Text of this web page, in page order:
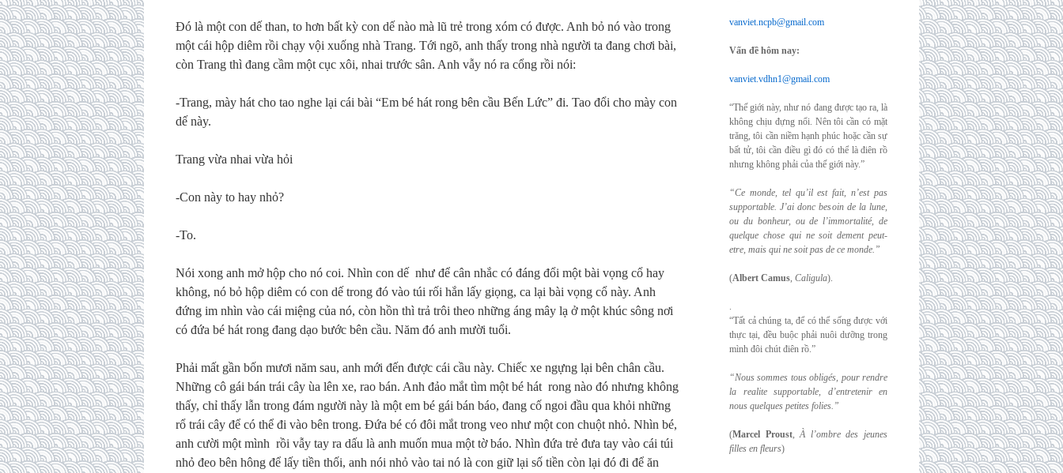
Đó là một con dế than, to hơn bất kỳ con dế nào mà lũ trẻ trong xóm có được. Anh bỏ nó vào trong
một cái hộp diêm rồi chạy vội xuống nhà Trang. Tới ngõ, anh thấy trong nhà người ta đang chơi bài,
còn Trang thì đang cầm một cục xôi, nhai trước sân. Anh vẫy nó ra cổng rồi nói:
-Trang, mày hát cho tao nghe lại cái bài “Em bé hát rong bên cầu Bến Lức” đi. Tao đổi cho mày con
dế này.
Trang vừa nhai vừa hỏi
-Con này to hay nhỏ?
-To.
Nói xong anh mở hộp cho nó coi. Nhìn con dế như để cân nhắc có đáng đổi một bài vọng cổ hay
không, nó bỏ hộp diêm có con dế trong đó vào túi rối hắn lấy giọng, ca lại bài vọng cổ này. Anh
đứng im nhìn vào cái miệng của nó, còn hồn thì trả trôi theo những áng mây lạ ở một khúc sông nơi
có đứa bé hát rong đang dạo bước bên cầu. Năm đó anh mười tuổi.
Phải mất gần bốn mươi năm sau, anh mới đến được cái cầu này. Chiếc xe ngựng lại bên chân cầu.
Những cô gái bán trái cây ùa lên xe, rao bán. Anh đảo mắt tìm một bé hát rong nào đó nhưng không
thấy, chỉ thấy lẫn trong đám người này là một em bé gái bán báo, đang cố ngoi đầu qua khỏi những
rổ trái cây để có thể đi vào bên trong. Đứa bé có đôi mắt trong veo như một con chuột nhỏ. Nhìn bé,
anh cười một mình rồi vẫy tay ra dấu là anh muốn mua một tờ báo. Nhìn đứa trẻ đưa tay vào cái túi
nhỏ đeo bên hông để lấy tiền thối, anh nói nhỏ vào tai nó là con giữ lại số tiền còn lại đó đi để ăn
vanviet.ncpb@gmail.com
Vấn đề hôm nay:
vanviet.vdhn1@gmail.com
“Thế giới này, như nó đang được tạo ra, là
không chịu đựng nổi. Nên tôi cần có mặt
trăng, tôi cần niềm hạnh phúc hoặc cần sự
bất tử, tôi cần điều gì đó có thể là điên rồ
nhưng không phải của thế giới này.”
“Ce monde, tel qu’il est fait, n’est pas
supportable. J’ai donc besoin de la lune,
ou du bonheur, ou de l’immortalité, de
quelque chose qui ne soit dement peut-
etre, mais qui ne soit pas de ce monde.”
(Albert Camus, Caligula).
.
“Tất cả chúng ta, để có thể sống được với
thực tại, đều buộc phải nuôi dưỡng trong
mình đôi chút điên rồ.”
“Nous sommes tous obligés, pour rendre
la realite supportable, d’entretenir en
nous quelques petites folies.”
(Marcel Proust,À l’ombre des jeunes
filles en fleurs)